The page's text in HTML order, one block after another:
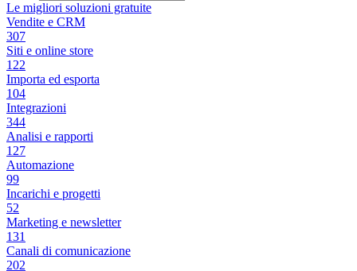
Le migliori soluzioni gratuite
Vendite e CRM
307
Siti e online store
122
Importa ed esporta
104
Integrazioni
344
Analisi e rapporti
127
Automazione
99
Incarichi e progetti
52
Marketing e newsletter
131
Canali di comunicazione
202